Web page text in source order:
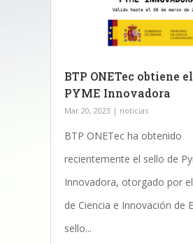
BTP ONETec obtiene
PYME Innovadora
Mar 20, 2023 | noticias
BTP ONETec ha obtenido
recientemente el sello de
Innovadora, otorgado por
de Ciencia e Innovación de
sello...